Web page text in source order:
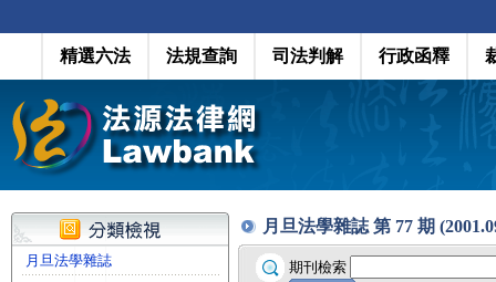
精選六法 法規查詢 司法判解 行政函釋
月旦法學雜誌
月旦法學雜誌 第 77 期
期刊檢索